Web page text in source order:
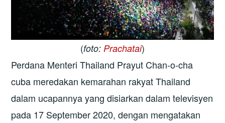
(foto: Prachatai)
Perdana Menteri Thailand Prayut Chan-o-cha
cuba meredakan kemarahan rakyat Thailand
dalam ucapannya yang disiarkan dalam televisyen
pada 17 September 2020, dengan mengatakan